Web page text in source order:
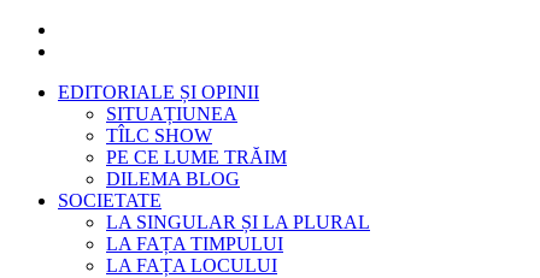
EDITORIALE ȘI OPINII
SITUAȚIUNEA
TÎLC SHOW
PE CE LUME TRĂIM
DILEMA BLOG
SOCIETATE
LA SINGULAR ȘI LA PLURAL
LA FAȚA TIMPULUI
LA FAȚA LOCULUI